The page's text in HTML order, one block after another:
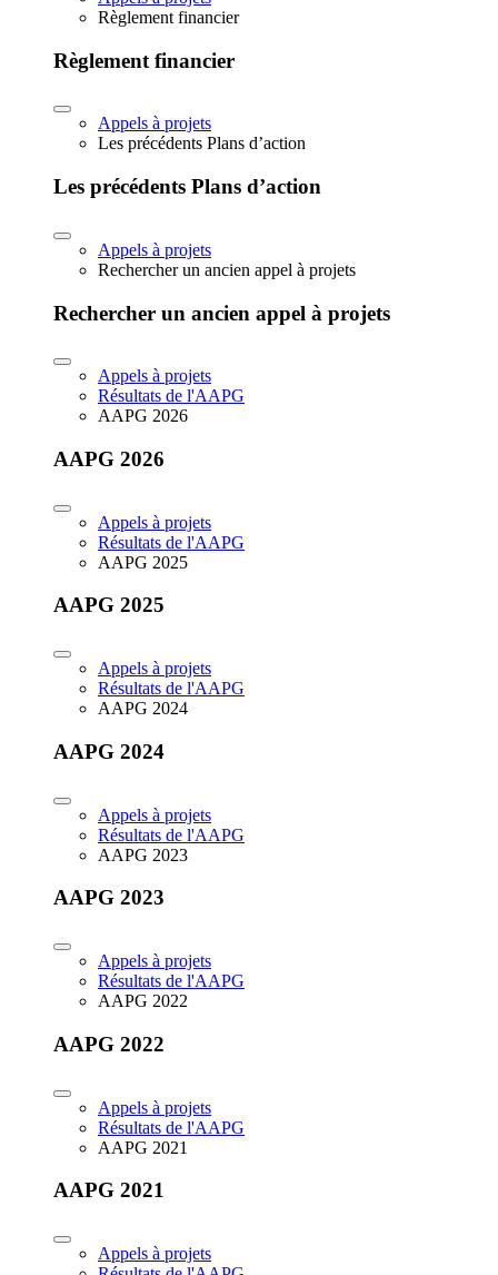
Règlement financier
Règlement financier
Appels à projets
Les précédents Plans d’action
Les précédents Plans d’action
Appels à projets
Rechercher un ancien appel à projets
Rechercher un ancien appel à projets
Appels à projets
Résultats de l'AAPG
AAPG 2026
AAPG 2026
Appels à projets
Résultats de l'AAPG
AAPG 2025
AAPG 2025
Appels à projets
Résultats de l'AAPG
AAPG 2024
AAPG 2024
Appels à projets
Résultats de l'AAPG
AAPG 2023
AAPG 2023
Appels à projets
Résultats de l'AAPG
AAPG 2022
AAPG 2022
Appels à projets
Résultats de l'AAPG
AAPG 2021
AAPG 2021
Appels à projets